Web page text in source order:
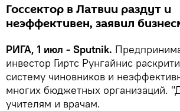
Госсектор в Латвии раздут и
неэффективен, заявил
РИГА, 1 июл - Sputnik.
инвестор Гиртс Рунгайнис
систему чиновников и
многих бюджетных организаций.
учителям и врачам.